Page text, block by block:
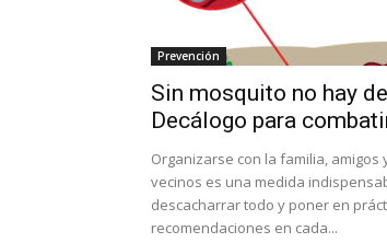
Prevención
Sin mosquito no hay
Decálogo para
Organizarse con la familia, amigos
vecinos es una medida
descacharrar todo y poner en
recomendaciones en cada...